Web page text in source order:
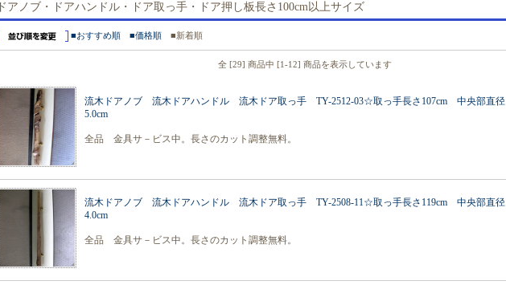
ドアノブ・ドアハンドル・ドア取っ手・ドア押し板長さ100cm以上サイズ
■おすすめ順 ■価格順 ■新着順
全 [29] 商品中 [1-12] 商品を表示しています
流木ドアノブ 流木ドアハンドル 流木ドア取っ手 TY-2512-03☆取っ手長さ107cm 中央部直径
5.0cm
全品 金具サ－ビス中。長さのカット調整無料。
流木ドアノブ 流木ドアハンドル 流木ドア取っ手 TY-2508-11☆取っ手長さ119cm 中央部直径
4.0cm
全品 金具サ－ビス中。長さのカット調整無料。